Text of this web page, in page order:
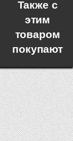
Также с
этим
товаром
покупают